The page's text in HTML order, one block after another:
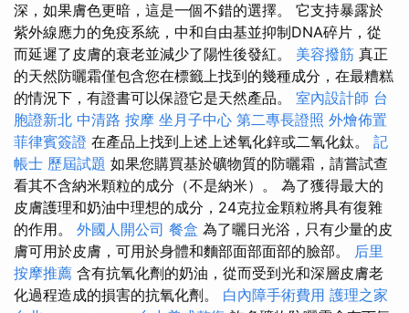
深，如果膚色更暗，這是一個不錯的選擇。 它支持暴露於
紫外線應力的免疫系統，中和自由基並抑制DNA碎片，從
而延遲了皮膚的衰老並減少了陽性後發紅。 美容撥筋 真正
的天然防曬霜僅包含您在標籤上找到的幾種成分，在最糟糕
的情況下，有證書可以保證它是天然產品。 室內設計師 台
胞證新北 中清路 按摩 坐月子中心 第二專長證照 外燴佈置
菲律賓簽證 在產品上找到上述上述氧化鋅或二氧化鈦。 記
帳士 歷屆試題 如果您購買基於礦物質的防曬霜，請嘗試查
看其不含納米顆粒的成分（不是納米）。 為了獲得最大的
皮膚護理和奶油中理想的成分，24克拉金顆粒將具有復雜
的作用。 外國人開公司 餐盒 為了曬日光浴，只有少量的皮
膚可用於皮膚，可用於身體和麵部面部面部的臉部。 后里
按摩推薦 含有抗氧化劑的奶油，從而受到光和深層皮膚老
化過程造成的損害的抗氧化劑。 白內障手術費用 護理之家